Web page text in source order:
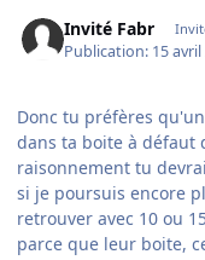
Invité Fabr
Publication: 15
Donc tu préfères
dans ta boite à défaut
raisonnement tu
si je poursuis encore
retrouver avec 10 ou
parce que leur boite,